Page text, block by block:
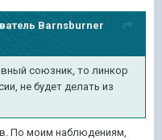
Barnsburner
союзник, то линкор
не будет делать из
По моим наблюдениям,